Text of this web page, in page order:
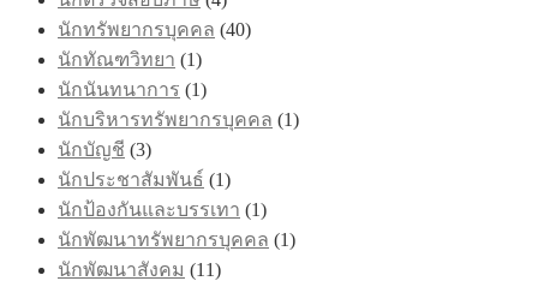
นักทรัพยากรบุคคล (40)
นักทัณฑวิทยา (1)
นักนันทนาการ (1)
นักบริหารทรัพยากรบุคคล (1)
นักบัญชี (3)
นักประชาสัมพันธ์ (1)
นักป้องกันและบรรเทา (1)
นักพัฒนาทรัพยากรบุคคล (1)
นักพัฒนาสังคม (11)